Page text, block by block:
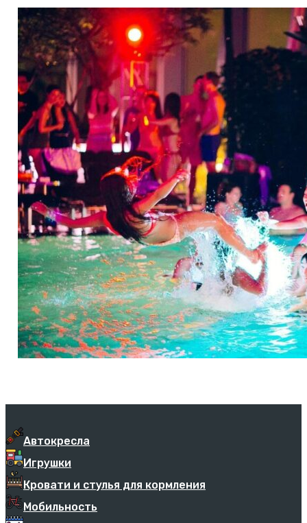
Автокресла
Игрушки
Кровати и стулья для кормления
Мобильность